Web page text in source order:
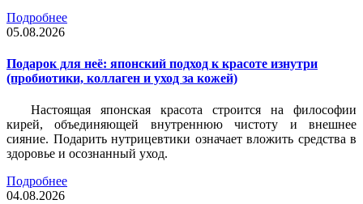
Подробнее
05.08.2026
Подарок для неё: японский подход к красоте изнутри
(пробиотики, коллаген и уход за кожей)
Настоящая японская красота строится на философии
кирей, объединяющей внутреннюю чистоту и внешнее
сияние. Подарить нутрицевтики означает вложить средства в
здоровье и осознанный уход.
Подробнее
04.08.2026